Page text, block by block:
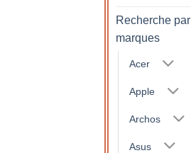
Recherche par
marques
Acer
Apple
Archos
Asus